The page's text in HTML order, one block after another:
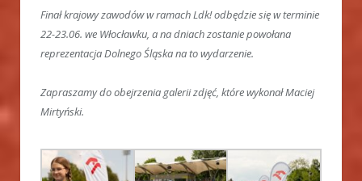
Finał krajowy zawodów w ramach Ldk! odbędzie się w terminie
22-23.06. we Włocławku, a na dniach zostanie powołana
reprezentacja Dolnego Śląska na to wydarzenie.
Zapraszamy do obejrzenia galerii zdjęć, które wykonał Maciej
Mirtyński.